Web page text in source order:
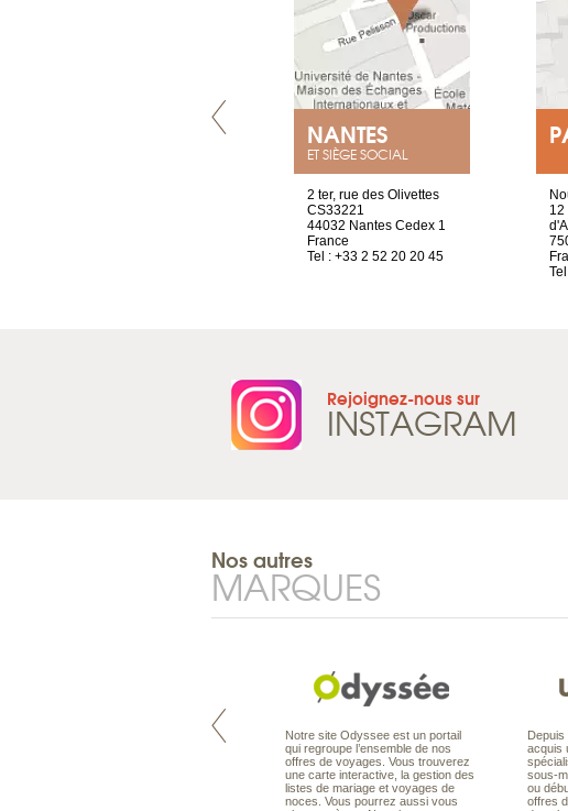
NANTES
ET SIÈGE SOCIAL
2 ter, rue des Olivettes
CS33221
44032 Nantes Cedex 1
France
Tel : +33 2 52 20 20 45
12
Rejoignez-nous sur
INSTAGRAM
Nos autres
MARQUES
Pacifique à la carte est le spécialiste
Notre site Odyssee est un portail
qui regroupe l’ensemble de nos
offres de voyages. Vous trouverez
une carte interactive, la gestion des
listes de mariage et voyages de
noces. Vous pourrez aussi vous
Depuis
acquis
sous-
ou
offres